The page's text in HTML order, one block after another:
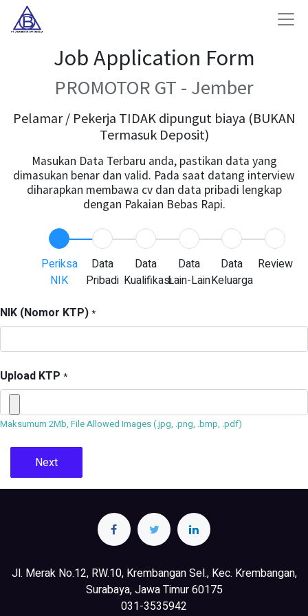
Job Application Form
PROMOTOR GT - Jember
Pelamar / Pekerja TIDAK dipungut biaya (BUKAN
Termasuk Deposit)
Masukan Data Terbaru anda, pastikan data yang
dimasukan benar dan valid. Pada saat datang interview
diharapkan membawa cv dan data pribadi lengkap
dengan Pakaian Bebas Rapi.
Periksa
NIK
Data
Pribadi
Data
Kualifikasi
Data
Lain-Lain
Data
Keluarga
Review
NIK (Nomor KTP) *
Upload KTP *
Maksumum 2Mb, File Allowed Images (.jpg, .png, .bmp, .pdf)
Next
Jl. Merak No.12, RW.10, Krembangan Sel., Kec. Krembangan,
Surabaya, Jawa Timur 60175
031-3535942